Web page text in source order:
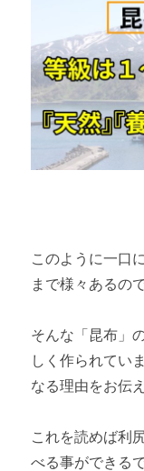
このように一口
まで様々あるの
そんな「昆布」
しく作られてい
なる理由をお伝
これを読めば利
べる事ができる